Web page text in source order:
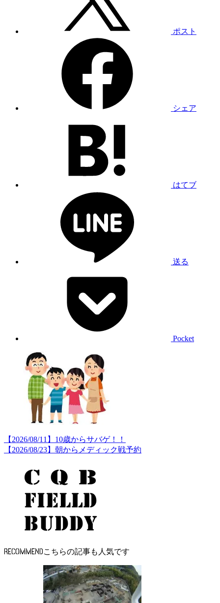
ポスト
シェア
はてブ
送る
Pocket
【2026/08/11】10歳からサバゲ！！
【2026/08/23】朝からメディック戦予約
RECOMMEND